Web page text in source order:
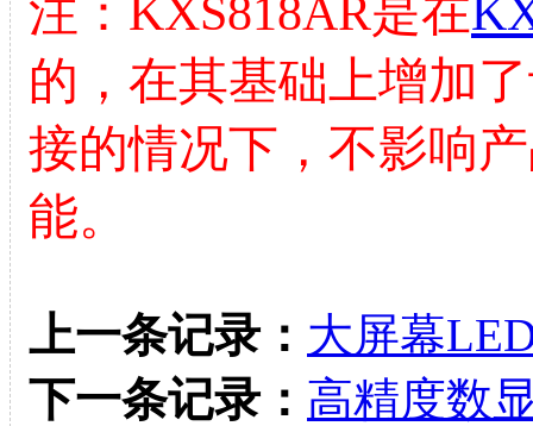
注：KXS818AR是在
的，在其基础上增加
接的情况下，不影响
能。
上一条记录： 大屏幕
下一条记录： 高精度数